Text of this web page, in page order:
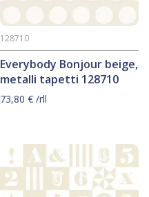
Everybody Bonjour beige,
metalli tapetti 128710
128710
73,80€ /rll